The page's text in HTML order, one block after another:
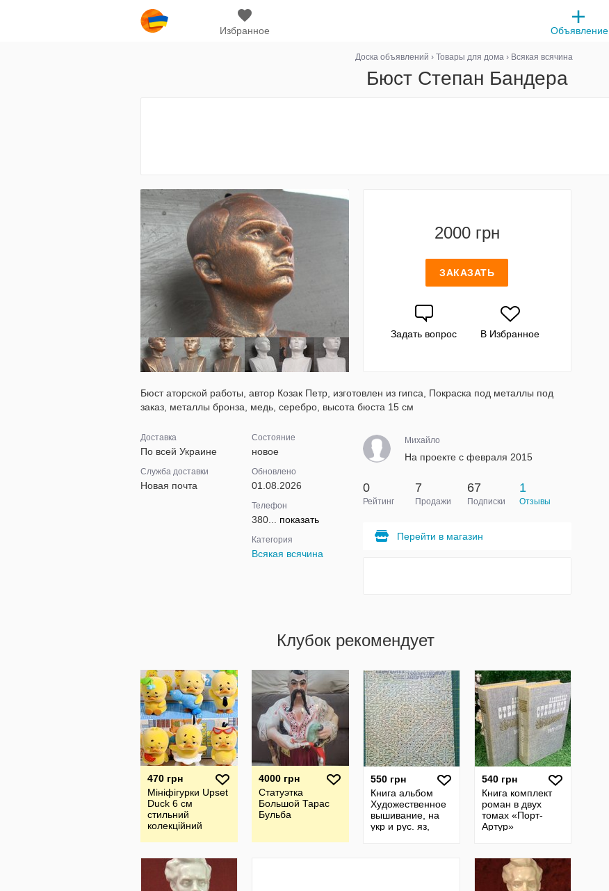
Избранное Объявление
Доска объявлений › Товары для дома› Всякая всячина
Бюст Степан Бандера
2000 грн
ЗАКАЗАТЬ
Задать вопрос В Избранное
Бюст аторской работы, автор Козак Петр, изготовлен из гипса, Покраска под металлы под
заказ, металлы бронза, медь, серебро, высота бюста 15 см
Доставка
По всей Украине
Служба доставки
Новая почта
Состояние
новое
Обновлено
01.08.2026
Телефон
380... показать
Категория
Всякая всячина
Михайло
На проекте с февраля 2015
0
Рейтинг
7
Продажи
67
Подписки
1
Отзывы
Перейти в магазин
Клубок рекомендует
470 грн
Мініфігурки Upset
Duck 6 см
стильний
колекційний
Настільна
прикраса.
4000 грн
Статуэтка
Большой Тарас
Бульба
550 грн
Книга альбом
Художественное
вышивание, на
укр и рус. яз,
540 грн
Книга комплект
роман в двух
томах «Порт-
Артур»
Н2425